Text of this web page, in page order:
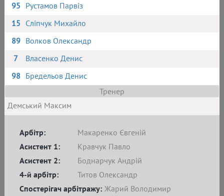
95 Рустамов Парвіз
15 Сліпчук Михайло
89 Волков Олександр
7
Власенко Денис
98 Бредельов Денис
Тренер
Демський Максим
Арбітр:
Макаренко Євгеній
Асистент 1:
Кравчук Павло
Асистент 2:
Боднарчук Андрій
4-й арбітр:
Титов Олександр
Спостерігач арбітражу: Жарий Володимир